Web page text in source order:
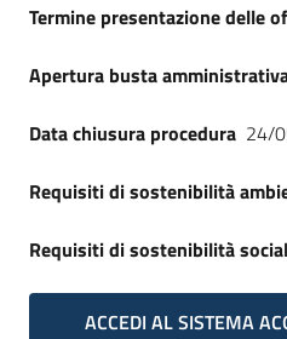
Termine presentazione delle
Apertura busta
Data chiusura procedura 24/
Requisiti di sostenibilità
Requisiti di sostenibilità
ACCEDI AL SISTEMA